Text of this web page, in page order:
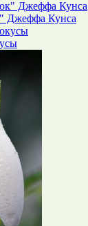
Джеффа Кунса